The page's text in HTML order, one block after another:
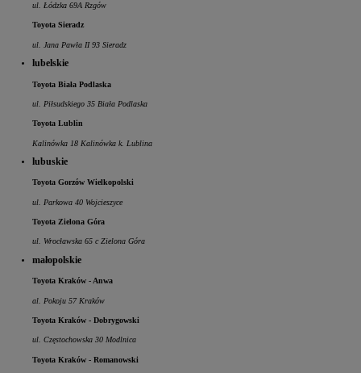
ul. Łódzka 69A Rzgów
Toyota Sieradz
ul. Jana Pawła II 93 Sieradz
lubelskie
Toyota Biała Podlaska
ul. Piłsudskiego 35 Biała Podlaska
Toyota Lublin
Kalinówka 18 Kalinówka k. Lublina
lubuskie
Toyota Gorzów Wielkopolski
ul. Parkowa 40 Wojcieszyce
Toyota Zielona Góra
ul. Wrocławska 65 c Zielona Góra
małopolskie
Toyota Kraków - Anwa
al. Pokoju 57 Kraków
Toyota Kraków - Dobrygowski
ul. Częstochowska 30 Modlnica
Toyota Kraków - Romanowski